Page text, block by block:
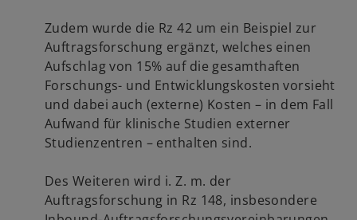
Zudem wurde die Rz 42 um ein Beispiel zur
Auftragsforschung ergänzt, welches einen
Aufschlag von 15% auf die gesamthaften
Forschungs- und Entwicklungskosten vorsieht
und dabei auch (externe) Kosten – in dem Fall
Aufwand für klinische Studien externer
Studienzentren – enthalten sind.
Des Weiteren wird i. Z. m. der
Auftragsforschung in Rz 148, insbesondere